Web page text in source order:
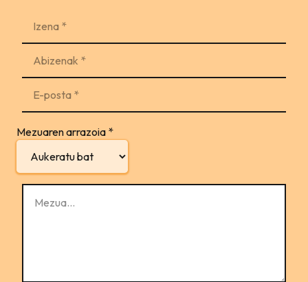
Mezuaren arrazoia *